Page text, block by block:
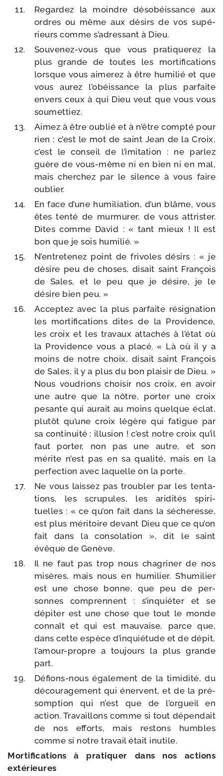
Regardez la moindre déso­béis­sance aux
ordres ou même aux dési­rs de vos supé­
rieurs comme s’a­dres­sant à Dieu.
Souvenez-​vous que vous pra­ti­que­rez la
plus grande de toutes les mor­ti­fi­ca­tions
lorsque vous aime­rez à être humi­lié et que
vous aurez l’o­béis­sance la plus par­faite
envers ceux à qui Dieu veut que vous vous
soumettiez.
Aimez à être oublié et à n’être comp­té pour
rien : c’est le mot de saint Jean de la Croix,
c’est le conseil de l’i­mi­ta­tion : ne par­lez
guère de vous-​même ni en bien ni en mal,
mais cher­chez par le silence à vous faire
oublier.
En face d’une humi­lia­tion, d’un blâme, vous
êtes ten­té de mur­mu­rer, de vous attris­ter.
Dites comme David : « tant mieux ! Il est
bon que je sois humilié. »
N’entretenez point de fri­voles dési­rs : « je
désire peu de choses, disait saint François
de Sales, et le peu que je désire, je le
désire bien peu. »
Acceptez avec la plus par­faite rési­gna­tion
les mor­ti­fi­ca­tions dites de la Providence,
les croix et les tra­vaux atta­chés à l’é­tat où
la Providence vous a pla­cé. « Là où il y a
moins de notre choix, disait saint François
de Sales, il y a plus du bon plai­sir de Dieu. »
Nous vou­drions choi­sir nos croix, en avoir
une autre que la nôtre, por­ter une croix
pesante qui aurait au moins quelque éclat,
plu­tôt qu’une croix légère qui fatigue par
sa conti­nui­té : illu­sion ! c’est notre croix qu’il
faut por­ter, non pas une autre, et son
mérite n’est pas en sa qua­li­té, mais en la
per­fec­tion avec laquelle on la porte.
Ne vous lais­sez pas trou­bler par les ten­ta­
tions, les scru­pules, les ari­di­tés spi­ri­
tuelles : « ce qu’on fait dans la séche­resse,
est plus méri­toire devant Dieu que ce qu’on
fait dans la conso­la­tion », dit le saint
évêque de Genève.
Il ne faut pas trop nous cha­gri­ner de nos
misères, mais nous en humi­lier. S’humilier
est une chose bonne, que peu de per­
sonnes com­prennent : s’in­quié­ter et se
dépi­ter est une chose que tout le monde
connaît et qui est mau­vaise, parce que,
dans cette espèce d’in­quié­tude et de dépit,
l’amour-​propre a tou­jours la plus grande
part.
Défions-​nous éga­le­ment de la timi­di­té, du
décou­ra­ge­ment qui énervent, et de la pré­
somp­tion qui n’est que de l’or­gueil en
action. Travaillons comme si tout dépen­dait
de nos efforts, mais res­tons humbles
comme si notre tra­vail était inutile.
Mortifications à pra­ti­quer dans nos actions
extérieures